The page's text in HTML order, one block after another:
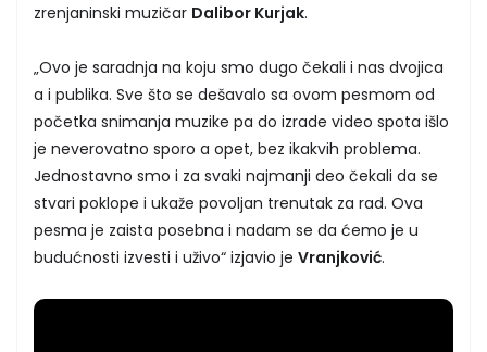
zrenjaninski muzičar Dalibor Kurjak.
„Ovo je saradnja na koju smo dugo čekali i nas dvojica
a i publika. Sve što se dešavalo sa ovom pesmom od
početka snimanja muzike pa do izrade video spota išlo
je neverovatno sporo a opet, bez ikakvih problema.
Jednostavno smo i za svaki najmanji deo čekali da se
stvari poklope i ukaže povoljan trenutak za rad. Ova
pesma je zaista posebna i nadam se da ćemo je u
budućnosti izvesti i uživo“ izjavio je Vranjković.